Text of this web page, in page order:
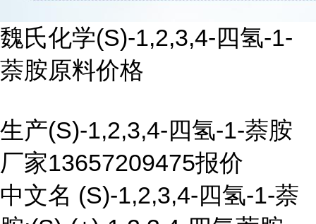
魏氏化学(S)-1,2,3,4-四氢-1-
萘胺原料价格
生产(S)-1,2,3,4-四氢-1-萘胺
厂家13657209475报价
中文名 (S)-1,2,3,4-四氢-1-萘